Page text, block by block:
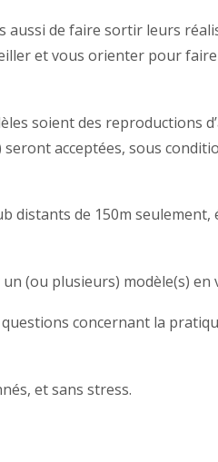
aussi de faire sortir leurs
et vous orienter pour
soient des reproductions
acceptées, sous
distants de 150m seulement,
(ou plusieurs) modèle(s) en
concernant la
et sans stress.